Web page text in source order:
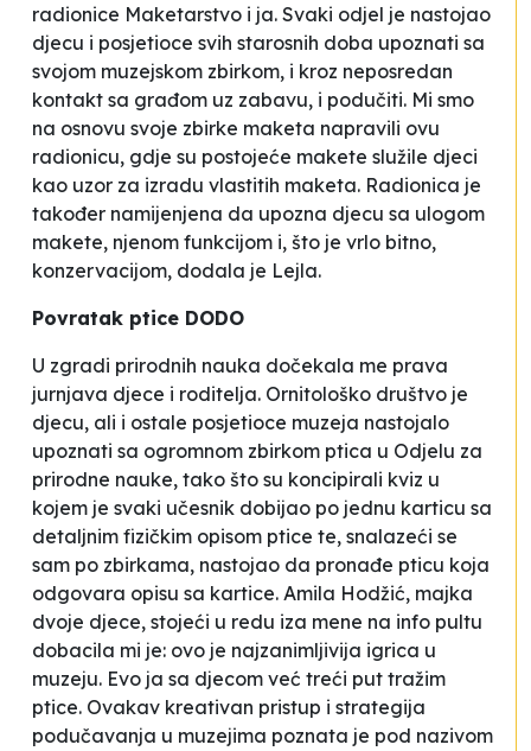
radionice Maketarstvo i ja. Svaki odjel je nastojao
djecu i posjetioce svih starosnih doba upoznati sa
svojom muzejskom zbirkom, i kroz neposredan
kontakt sa građom uz zabavu, i podučiti. Mi smo
na osnovu svoje zbirke maketa napravili ovu
radionicu, gdje su postojeće makete služile djeci
kao uzor za izradu vlastitih maketa. Radionica je
također namijenjena da upozna djecu sa ulogom
makete, njenom funkcijom i, što je vrlo bitno,
konzervacijom, dodala je Lejla.
Povratak ptice DODO
U zgradi prirodnih nauka dočekala me prava
jurnjava djece i roditelja. Ornitološko društvo je
djecu, ali i ostale posjetioce muzeja nastojalo
upoznati sa ogromnom zbirkom ptica u Odjelu za
prirodne nauke, tako što su koncipirali kviz u
kojem je svaki učesnik dobijao po jednu karticu sa
detaljnim fizičkim opisom ptice te, snalazeći se
sam po zbirkama, nastojao da pronađe pticu koja
odgovara opisu sa kartice. Amila Hodžić, majka
dvoje djece, stojeći u redu iza mene na info pultu
dobacila mi je: ovo je najzanimljivija igrica u
muzeju. Evo ja sa djecom već treći put tražim
ptice. Ovakav kreativan pristup i strategija
podučavanja u muzejima poznata je pod nazivom